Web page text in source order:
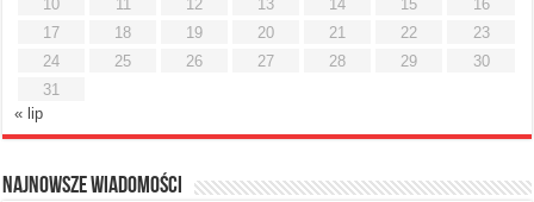
10
11 12 13 14 15
16
17
18 19 20 21 22
23
24
25 26 27 28 29
30
31
« lip
Najnowsze Wiadomości